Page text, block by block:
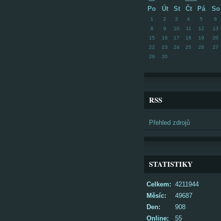
Po Út St Čt Pá So
1 2 3 4 5 6
8
9 10 11 12 13
15
16 17 18 19 20
22
23 24 25 26 27
29
30
RSS
Přehled zdrojů
STATISTIKY
Online: 55
Celkem: 4211944
Měsíc:
49687
Den:
908